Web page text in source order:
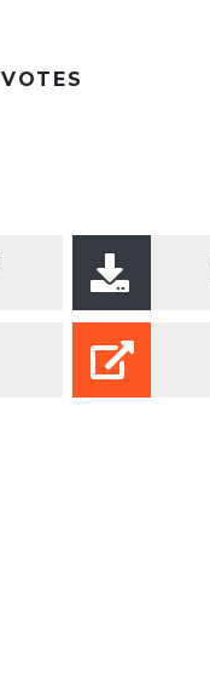
VOTES